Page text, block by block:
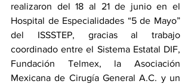
realizaron del 18 al 21 de junio en el
Hospital de Especialidades “5 de Mayo”
del ISSSTEP, gracias al trabajo
coordinado entre el Sistema Estatal DIF,
Fundación Telmex, la Asociación
Mexicana de Cirugía General A.C. y un